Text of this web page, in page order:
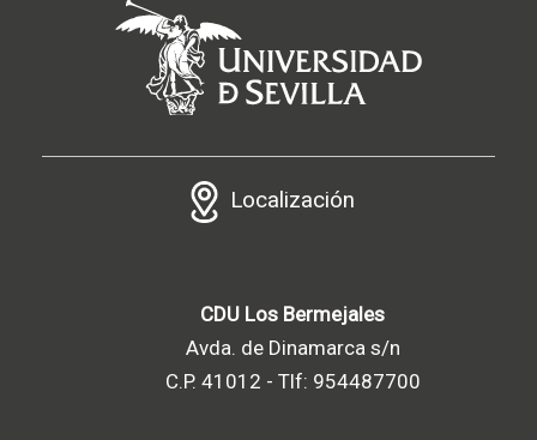
Localización
CDU Los Bermejales
Avda. de Dinamarca s/n
C.P. 41012 - Tlf: 954487700